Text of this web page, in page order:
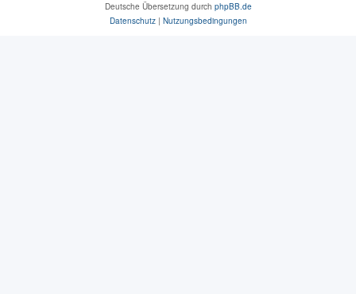
Deutsche Übersetzung durch phpBB.de
Datenschutz| Nutzungsbedingungen